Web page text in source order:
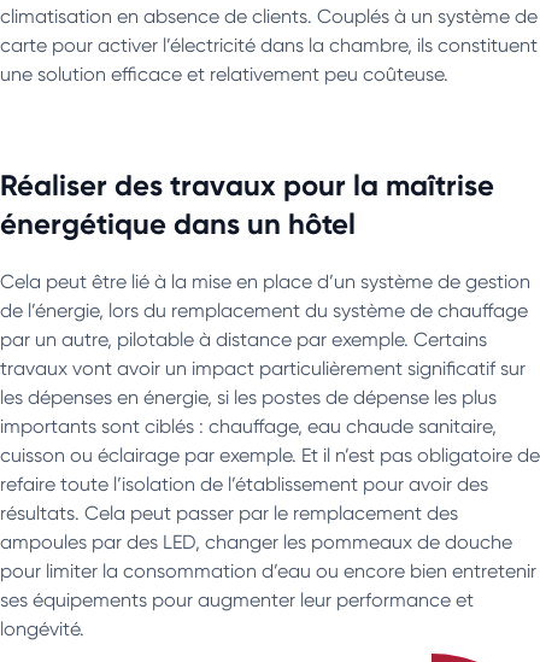
climatisation en absence de clients. Couplés à un système de
carte pour activer l’électricité dans la chambre, ils constituent
une solution efficace et relativement peu coûteuse.
Réaliser des travaux pour la maîtrise
énergétique dans un hôtel
Cela peut être lié à la mise en place d’un système de gestion
de l’énergie, lors du remplacement du système de chauffage
par un autre, pilotable à distance par exemple. Certains
travaux vont avoir un impact particulièrement significatif sur
les dépenses en énergie, si les postes de dépense les plus
importants sont ciblés : chauffage, eau chaude sanitaire,
cuisson ou éclairage par exemple. Et il n’est pas obligatoire de
refaire toute l’isolation de l’établissement pour avoir des
résultats. Cela peut passer par le remplacement des
ampoules par des LED, changer les pommeaux de douche
pour limiter la consommation d’eau ou encore bien entretenir
ses équipements pour augmenter leur performance et
longévité.